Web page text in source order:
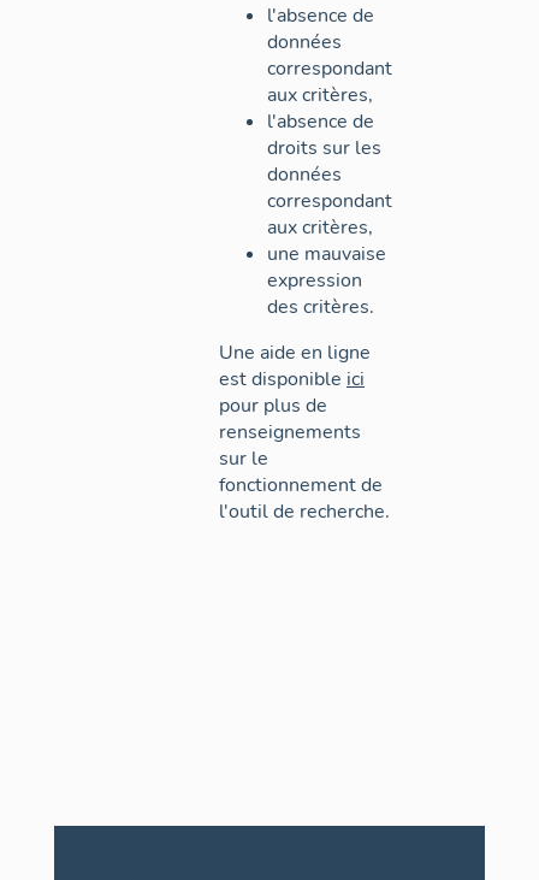
l'absence de
données
correspondant
aux critères,
l'absence de
droits sur les
données
correspondant
aux critères,
une mauvaise
expression
des critères.
Une aide en ligne
est disponible ici
pour plus de
renseignements
sur le
fonctionnement de
l'outil de recherche.